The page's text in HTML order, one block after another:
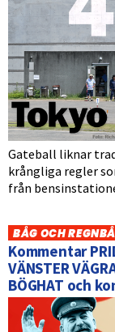
Gateball liknar
krångliga regler
från
BÅG OCH
Kommentar
VÄNSTER
BÖGHAT och